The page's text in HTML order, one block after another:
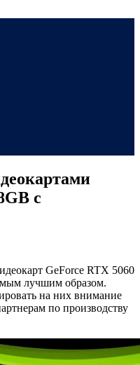
с
GeForce RTX 5060
лучшим образом.
на них внимание
по производству